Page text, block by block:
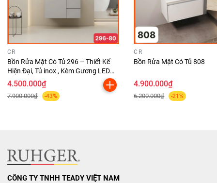
Email : Ceokepdyko@gmail.com
Shwroom :Số 12 Phố Nguyễn Lân - Đường Trường
Chinh - Thanh Xuân - Hà Nội
Thiết bị phòng tắm ,nhà bếp KEPDYKO :SANG
TRỌNG VÀ ĐẲNG CẤP
Lưu ý:
CR
Bồn Rửa Mặt Có Tủ 296 – Thiết Kế
Hiện Đại, Tủ inox , Kèm Gương LED
Cảm Ứng
4.500.000₫
7.900.000₫ -43%
CR
Bồn Rửa Mặt Có Tủ 808
4.900.000₫
6.200.000₫ -21%
CÔNG TY TNHH TEADY VIỆT NAM